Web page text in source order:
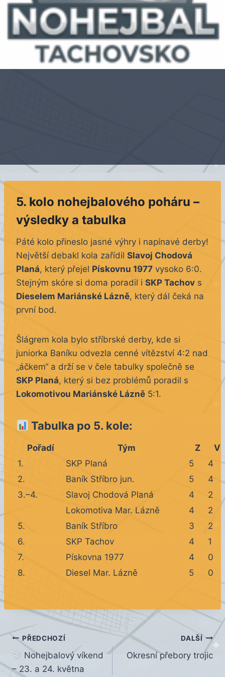
5. kolo nohejbalového poháru –
výsledky a tabulka
Páté kolo přineslo jasné výhry i napínavé derby!
Největší debakl kola zařídil Slavoj Chodová
Planá, který přejel Pískovnu 1977 vysoko 6:0.
Stejným skóre si doma poradil i SKP Tachov s
Dieselem Mariánské Lázně, který dál čeká na
první bod.
Šlágrem kola bylo stříbrské derby, kde si
juniorka Baníku odvezla cenné vítězství 4:2 nad
„áčkem“ a drží se v čele tabulky společně se
SKP Planá, který si bez problémů poradil s
Lokomotivou Mariánské Lázně 5:1.
Tabulka po 5. kole:
Pořadí Tým Z
V
1.
SKP Planá 5
4
2.
Baník Stříbro jun. 5
4
3.–4.
Slavoj Chodová Planá 4
2
Lokomotiva Mar. Lázně
4
2
5.
Baník Stříbro 3
2
6.
SKP Tachov 4
1
7.
Pískovna 1977 4
0
8.
Diesel Mar. Lázně 5 0
Navigace
pro
PŘEDCHOZÍ
Nohejbalový víkend
– 23. a 24. května
DALŠÍ
Okresní přebory trojic